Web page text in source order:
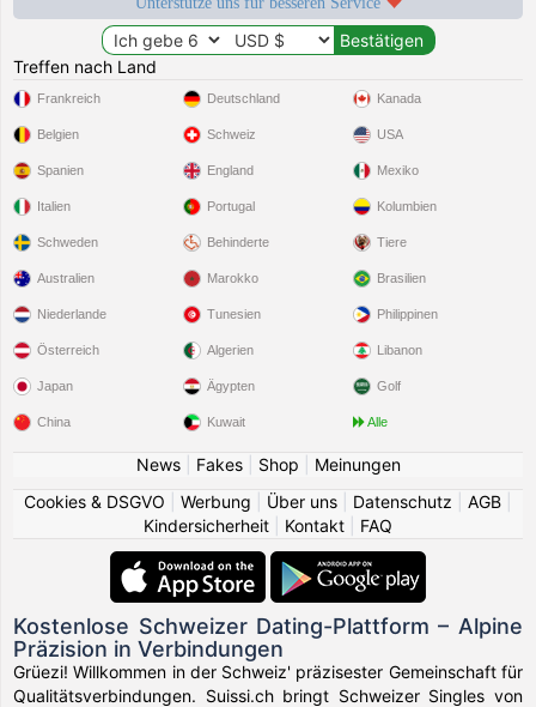
Treffen nach Land
Frankreich
Belgien
Spanien
Italien
Schweden
Deutschland
Schweiz
England
Portugal
Behinderte
Kanada
USA
Mexiko
Kolumbien
Tiere
Australien
Niederlande
Österreich
Japan
China
Marokko
Tunesien
Algerien
Ägypten
Kuwait
Brasilien
Philippinen
Libanon
Golf
Alle
News| Fakes| Shop
Meinungen
Cookies & DSGVO
Werbung Über uns Datenschutz AGB
Kindersicherheit
Kontakt FAQ
Kostenlose Schweizer Dating-Plattform – Alpine
Präzision in Verbindungen
Grüezi! Willkommen in der Schweiz' präzisester Gemeinschaft für
Qualitätsverbindungen. Suissi.ch bringt Schweizer Singles von